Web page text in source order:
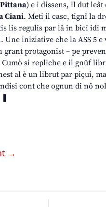
) e i dissens, il dut
Ciani. Meti il casc, tignî la
lis regulis par lâ in bici idi
Une iniziative che la ASS 5 e
protagonist – pe
Cumò si repliche e il gnûf
al è un librut par piçui,
cont che ognun di nô
→